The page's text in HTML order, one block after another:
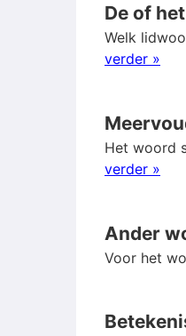
De of het
Welk
verder »
Het woord
verder »
Ander
Voor het